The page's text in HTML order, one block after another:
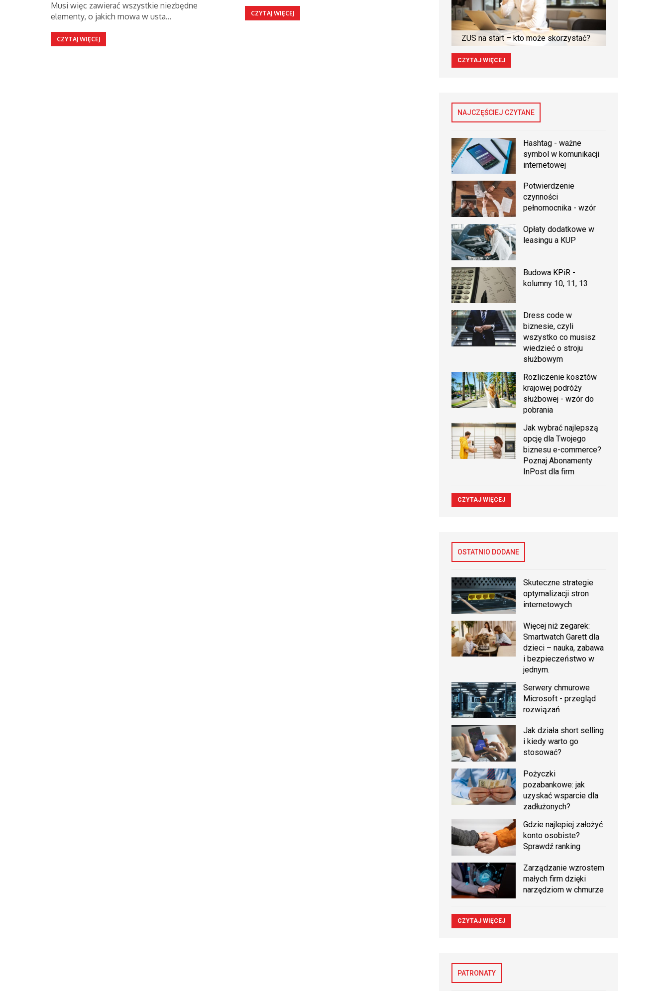
Musi więc zawierać wszystkie niezbędne
elementy, o jakich mowa w usta…
CZYTAJ WIĘCEJ
CZYTAJ WIĘCEJ
ZUS na start – kto może skorzystać?
CZYTAJ WIĘCEJ
NAJCZĘŚCIEJ CZYTANE
Hashtag - ważne
symbol w komunikacji
internetowej
Potwierdzenie
czynności
pełnomocnika - wzór
Opłaty dodatkowe w
leasingu a KUP
Budowa KPiR -
kolumny 10, 11, 13
Dress code w
biznesie, czyli
wszystko co musisz
wiedzieć o stroju
służbowym
Rozliczenie kosztów
krajowej podróży
służbowej - wzór do
pobrania
Jak wybrać najlepszą
opcję dla Twojego
biznesu e-commerce?
Poznaj Abonamenty
InPost dla firm
CZYTAJ WIĘCEJ
OSTATNIO DODANE
Skuteczne strategie
optymalizacji stron
internetowych
Więcej niż zegarek:
Smartwatch Garett dla
dzieci – nauka, zabawa
i bezpieczeństwo w
jednym.
Serwery chmurowe
Microsoft - przegląd
rozwiązań
Jak działa short selling
i kiedy warto go
stosować?
Pożyczki
pozabankowe: jak
uzyskać wsparcie dla
zadłużonych?
Gdzie najlepiej założyć
konto osobiste?
Sprawdź ranking
Zarządzanie wzrostem
małych firm dzięki
narzędziom w chmurze
CZYTAJ WIĘCEJ
PATRONATY